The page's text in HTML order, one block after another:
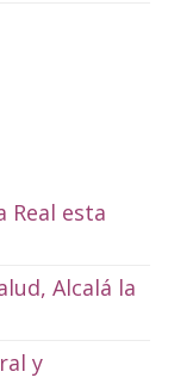
Real esta
Alcalá la
y